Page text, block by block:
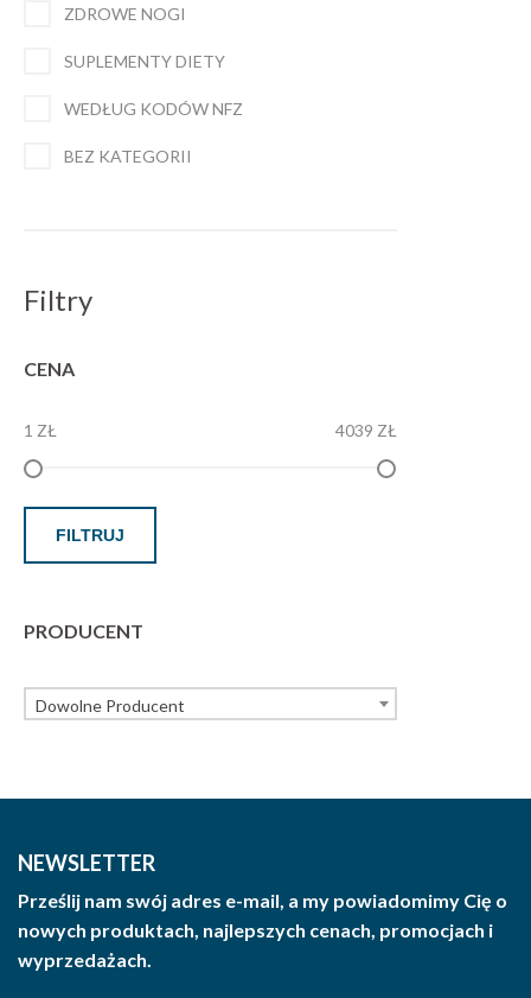
ZDROWE NOGI
SUPLEMENTY DIETY
WEDŁUG KODÓW NFZ
BEZ KATEGORII
Filtry
CENA
1 ZŁ 4039 ZŁ
FILTRUJ
PRODUCENT
Dowolne Producent
NEWSLETTER
Prześlij nam swój adres e-mail, a my powiadomimy Cię o
nowych produktach, najlepszych cenach, promocjach i
wyprzedażach.